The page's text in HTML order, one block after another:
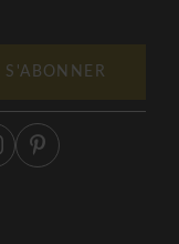
S'ABONNER